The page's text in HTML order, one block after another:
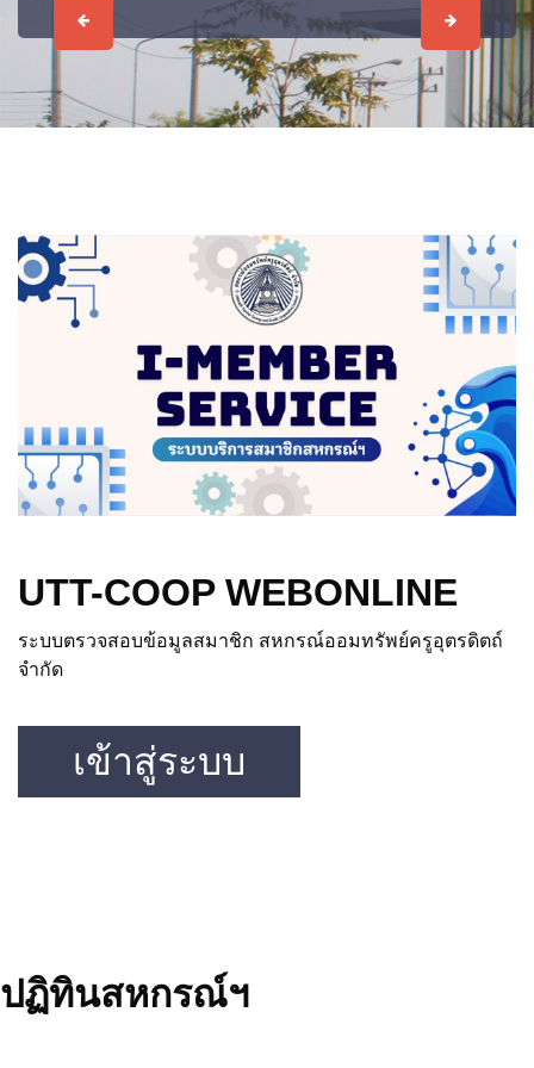
Previous Next
UTT-COOP WEBONLINE
ระบบตรวจสอบข้อมูลสมาชิก สหกรณ์ออมทรัพย์ครูอุตรดิตถ์
จำกัด
เข้าสู่ระบบ
ปฏิทินสหกรณ์ฯ